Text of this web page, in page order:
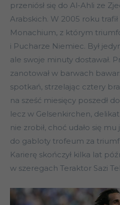
przeniósł się do Al-Ahli ze
Arabskich. W 2005 roku
Monachium, z którym
i Pucharze Niemiec. Był
ale swoje minuty dostawał.
zanotował w barwach
spotkań, strzelając cztery
na sześć miesięcy poszedł
lecz w Gelsenkirchen,
nie zrobił, choć udało się mu
do gabloty trofeum za
Karierę skończył kilka lat
w szeregach Teraktor Sazi